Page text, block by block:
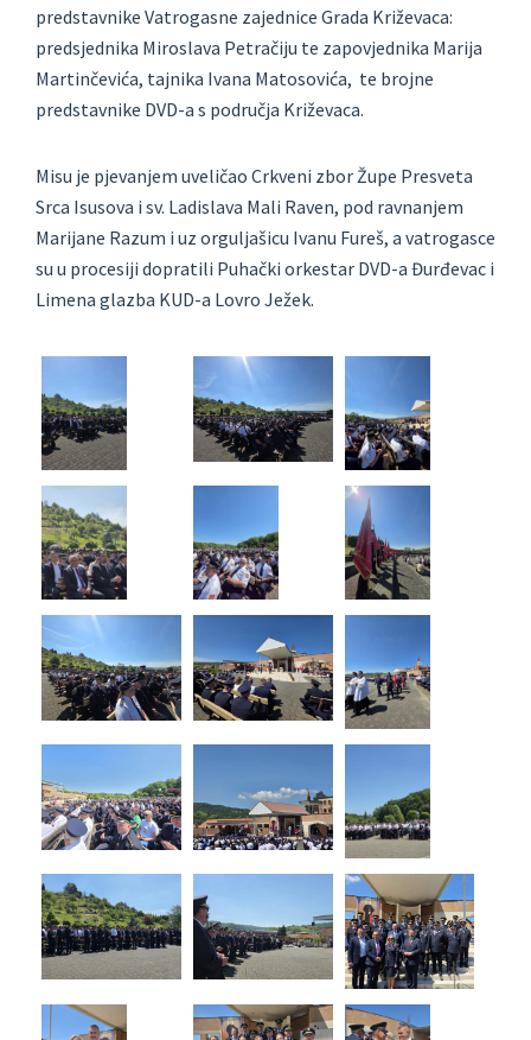
predstavnike Vatrogasne zajednice Grada Križevaca:
predsjednika Miroslava Petračiju te zapovjednika Marija
Martinčevića, tajnika Ivana Matosovića, te brojne
predstavnike DVD-a s područja Križevaca.
Misu je pjevanjem uveličao Crkveni zbor Župe Presveta
Srca Isusova i sv. Ladislava Mali Raven, pod ravnanjem
Marijane Razum i uz orguljašicu Ivanu Fureš, a vatrogasce
su u procesiji dopratili Puhački orkestar DVD-a Đurđevac i
Limena glazba KUD-a Lovro Ježek.